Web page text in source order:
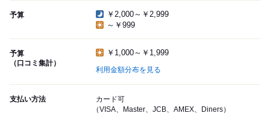
予算
￥2,000～￥2,999
～￥999
予算
（口コミ集計）
￥1,000～￥1,999
利用金額分布を見る
支払い方法
カード可
（VISA、Master、JCB、AMEX、Diners）